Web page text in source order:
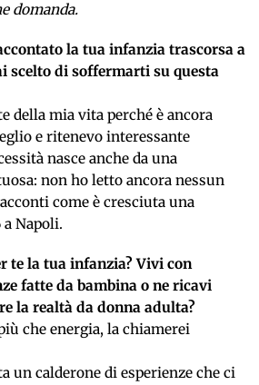
domanda.
la tua infanzia trascorsa a
scelto di soffermarti su questa
della mia vita perché è ancora
e ritenevo interessante
nasce anche da una
non ho letto ancora nessun
come è cresciuta una
a Napoli.
te la tua infanzia? Vivi con
fatte da bambina o ne ricavi
la realtà da donna adulta?
che energia, la chiamerei
un calderone di esperienze che ci